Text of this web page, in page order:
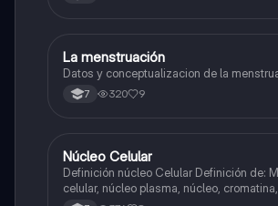
Biologia
La menstruación
Datos y conceptualizacion de la
7 320 9
NBiologia
Núcleo Celular
Definición núcleo Celular Definición de: Membrana
celular, núcleo plasma, núcleo,